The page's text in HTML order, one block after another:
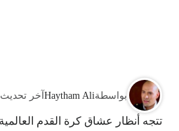
بواسطةHaytham Aliآخر تحديث